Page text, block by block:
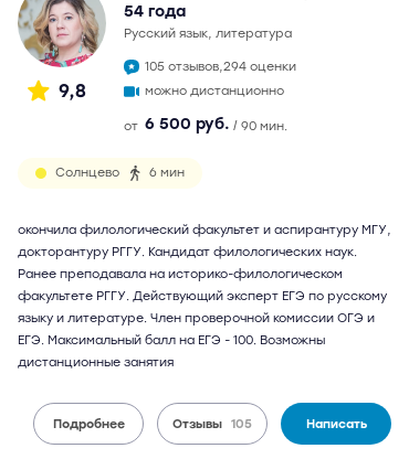
9,8
54 года
русский язык, литература
105 отзывов,294 оценки
можно дистанционно
от 6 500 руб. / 90 мин.
Солнцево 6 мин
окончила филологический факультет и аспирантуру МГУ,
докторантуру РГГУ. Кандидат филологических наук.
Ранее преподавала на историко-филологическом
факультете РГГУ. Действующий эксперт ЕГЭ по русскому
языку и литературе. Член проверочной комиссии ОГЭ и
ЕГЭ. Максимальный балл на ЕГЭ - 100. Возможны
дистанционные занятия
Подробнее Отзывы 105 Написать